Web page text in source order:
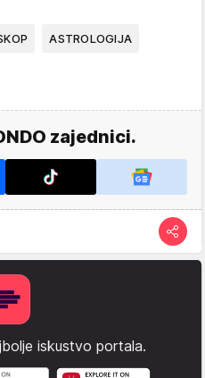
ASTROLOGIJA
zajednici.
iskustvo portala.